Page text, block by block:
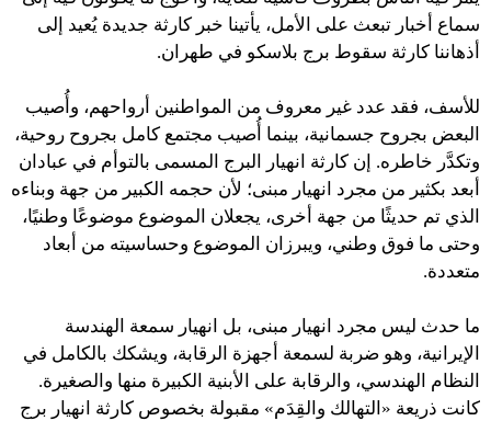
سماع أخبار تبعث على الأمل، يأتينا خبر كارثة جديدة يُعيد إلى
أذهاننا كارثة سقوط برج بلاسكو في طهران.
للأسف، فقد عدد غير معروف من المواطنين أرواحهم، وأُصيب
البعض بجروح جسمانية، بينما أُصيب مجتمع كامل بجروح روحية،
وتكدَّر خاطره. إن كارثة انهيار البرج المسمى بالتوأم في عبادان
أبعد بكثير من مجرد انهيار مبنى؛ لأن حجمه الكبير من جهة وبناءه
الذي تم حديثًا من جهة أخرى، يجعلان الموضوع موضوعًا وطنيًا،
وحتى ما فوق وطني، ويبرزان الموضوع وحساسيته من أبعاد
متعددة.
ما حدث ليس مجرد انهيار مبنى، بل انهيار سمعة الهندسة
الإيرانية، وهو ضربة لسمعة أجهزة الرقابة، ويشكك بالكامل في
النظام الهندسي، والرقابة على الأبنية الكبيرة منها والصغيرة.
كانت ذريعة «التهالك والقِدَم» مقبولة بخصوص كارثة انهيار برج